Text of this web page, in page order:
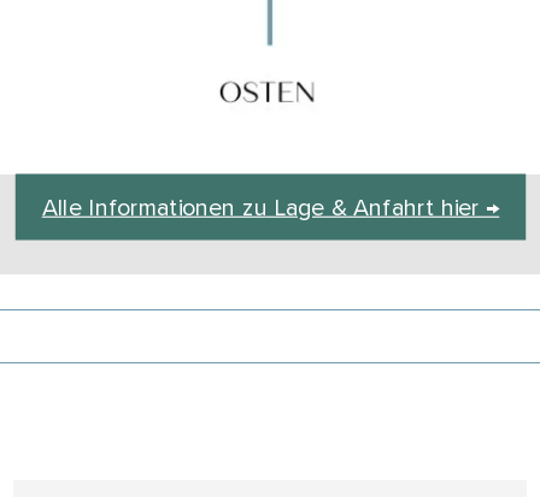
Alle Informationen zu Lage & Anfahrt hier →